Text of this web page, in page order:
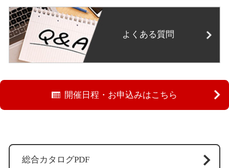
よくある質問
開催日程・お申込みはこちら
総合カタログPDF